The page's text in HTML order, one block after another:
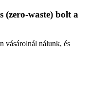
(zero-waste) bolt a
vásárolnál nálunk, és